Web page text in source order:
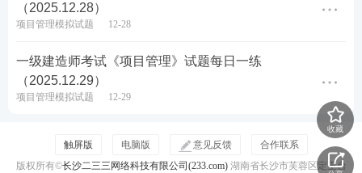
热点推荐：
一建考试试题在线刷（章节题/真题/模拟题等）
各科目近6年一级建造师考试真题PDF免费下载
老师带
教材，举一反三，学习做题更有效率！点击进
（2025.12.28）
项目管理模拟试题 12-28
一级建造师考试《项目管理》试题每日一练
（2025.12.29）
项目管理模拟试题 12-29
收藏
触屏版 电脑版 意见反馈
合作联系
版权所有©长沙二三三网络科技有限公司(233.com)湖南省长沙市芙蓉区定王台